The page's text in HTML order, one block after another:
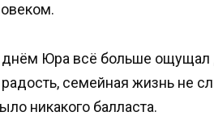
Юра всё больше ощущал
семейная жизнь не
никакого балласта.